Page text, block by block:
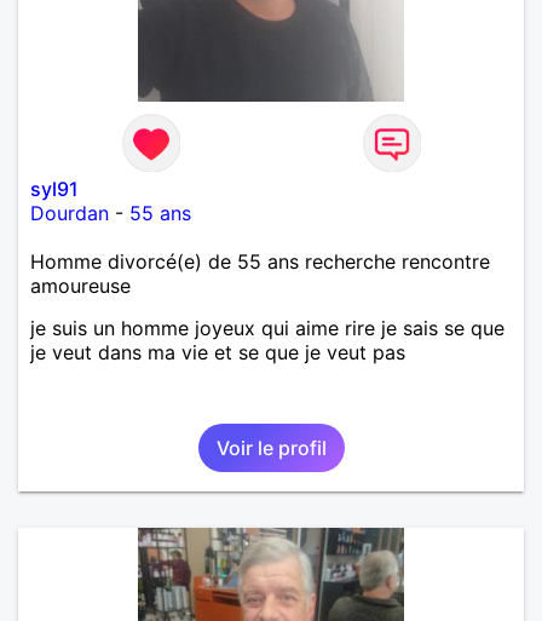
syl91
Dourdan - 55 ans
Homme divorcé(e) de 55 ans recherche rencontre
amoureuse
je suis un homme joyeux qui aime rire je sais se que
je veut dans ma vie et se que je veut pas
Voir le profil